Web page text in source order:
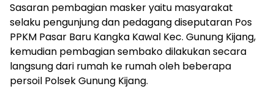
Sasaran pembagian masker yaitu masyarakat
selaku pengunjung dan pedagang diseputaran Pos
PPKM Pasar Baru Kangka Kawal Kec. Gunung Kijang,
kemudian pembagian sembako dilakukan secara
langsung dari rumah ke rumah oleh beberapa
persoil Polsek Gunung Kijang.